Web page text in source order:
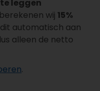
leggen
berekenen wij 15%
automatisch aan
alleen de netto
.